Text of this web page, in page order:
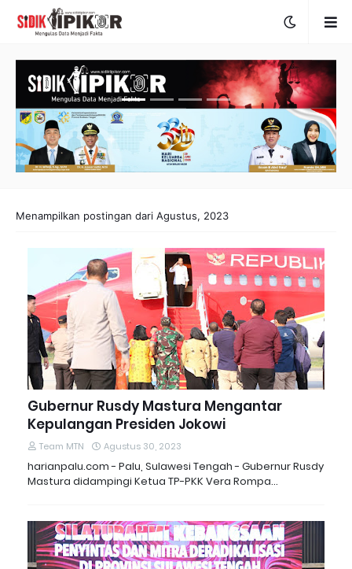
Menampilkan postingan dari Agustus, 2023
Gubernur Rusdy Mastura Mengantar
Kepulangan Presiden Jokowi
Team MTN Agustus 30, 2023
harianpalu.com - Palu, Sulawesi Tengah - Gubernur Rusdy
Mastura didampingi Ketua TP-PKK Vera Rompa…